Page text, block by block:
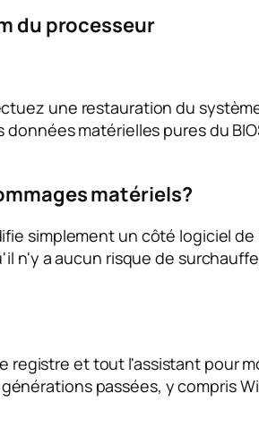
du processeur
une restauration du
matérielles pures du
matériels?
simplement un côté logiciel
n'y a aucun risque de
registre et tout l'assistant pour
passées, y compris